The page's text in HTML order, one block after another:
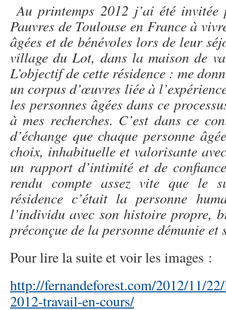
Au printemps 2012 j’ai été
Pauvres de Toulouse en France à
âgées et de bénévoles lors de leur
village du Lot, dans la maison de
L’objectif de cette résidence : me
un corpus d’œuvres liée à
les personnes âgées dans ce
à mes recherches. C’est dans ce
d’échange que chaque personne
choix, inhabituelle et valorisante
un rapport d’intimité et de
rendu compte assez vite que le
résidence c’était la personne
l’individu avec son histoire propre,
préconçue de la personne démunie et
Pour lire la suite et voir les images :
http://fernandeforest.com/2012/11/
2012-travail-en-cours/